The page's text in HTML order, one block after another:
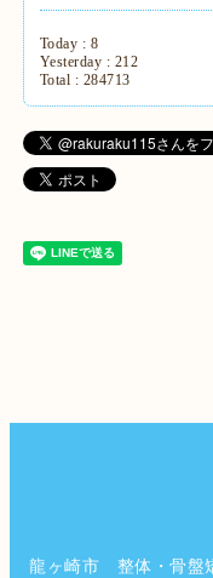
Today : 8
Yesterday : 212
Total : 284713
龍ヶ崎市 整体・骨盤